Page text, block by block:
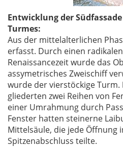
Entwicklung der
Turmes:
Aus der mittelalterlichen
erfasst. Durch einen
Renaissancezeit wurde das
assymetrisches Zweischiff
wurde der vierstöckige Turm.
gliederten zwei Reihen von
einer Umrahmung durch
Fenster hatten steinerne
Mittelsäule, die jede Öffnung
Spitzenabschluss teilte.